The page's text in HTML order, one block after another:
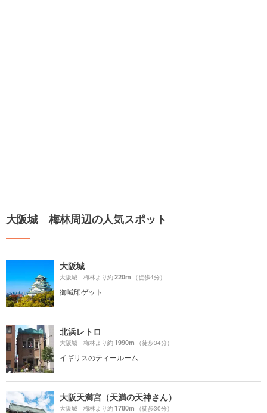
大阪城 梅林周辺の人気スポット
大阪城
大阪城 梅林より約220m （徒歩4分）
御城印ゲット
北浜レトロ
大阪城 梅林より約1990m （徒歩34分）
イギリスのティールーム
大阪天満宮（天満の天神さん）
大阪城 梅林より約1780m （徒歩30分）